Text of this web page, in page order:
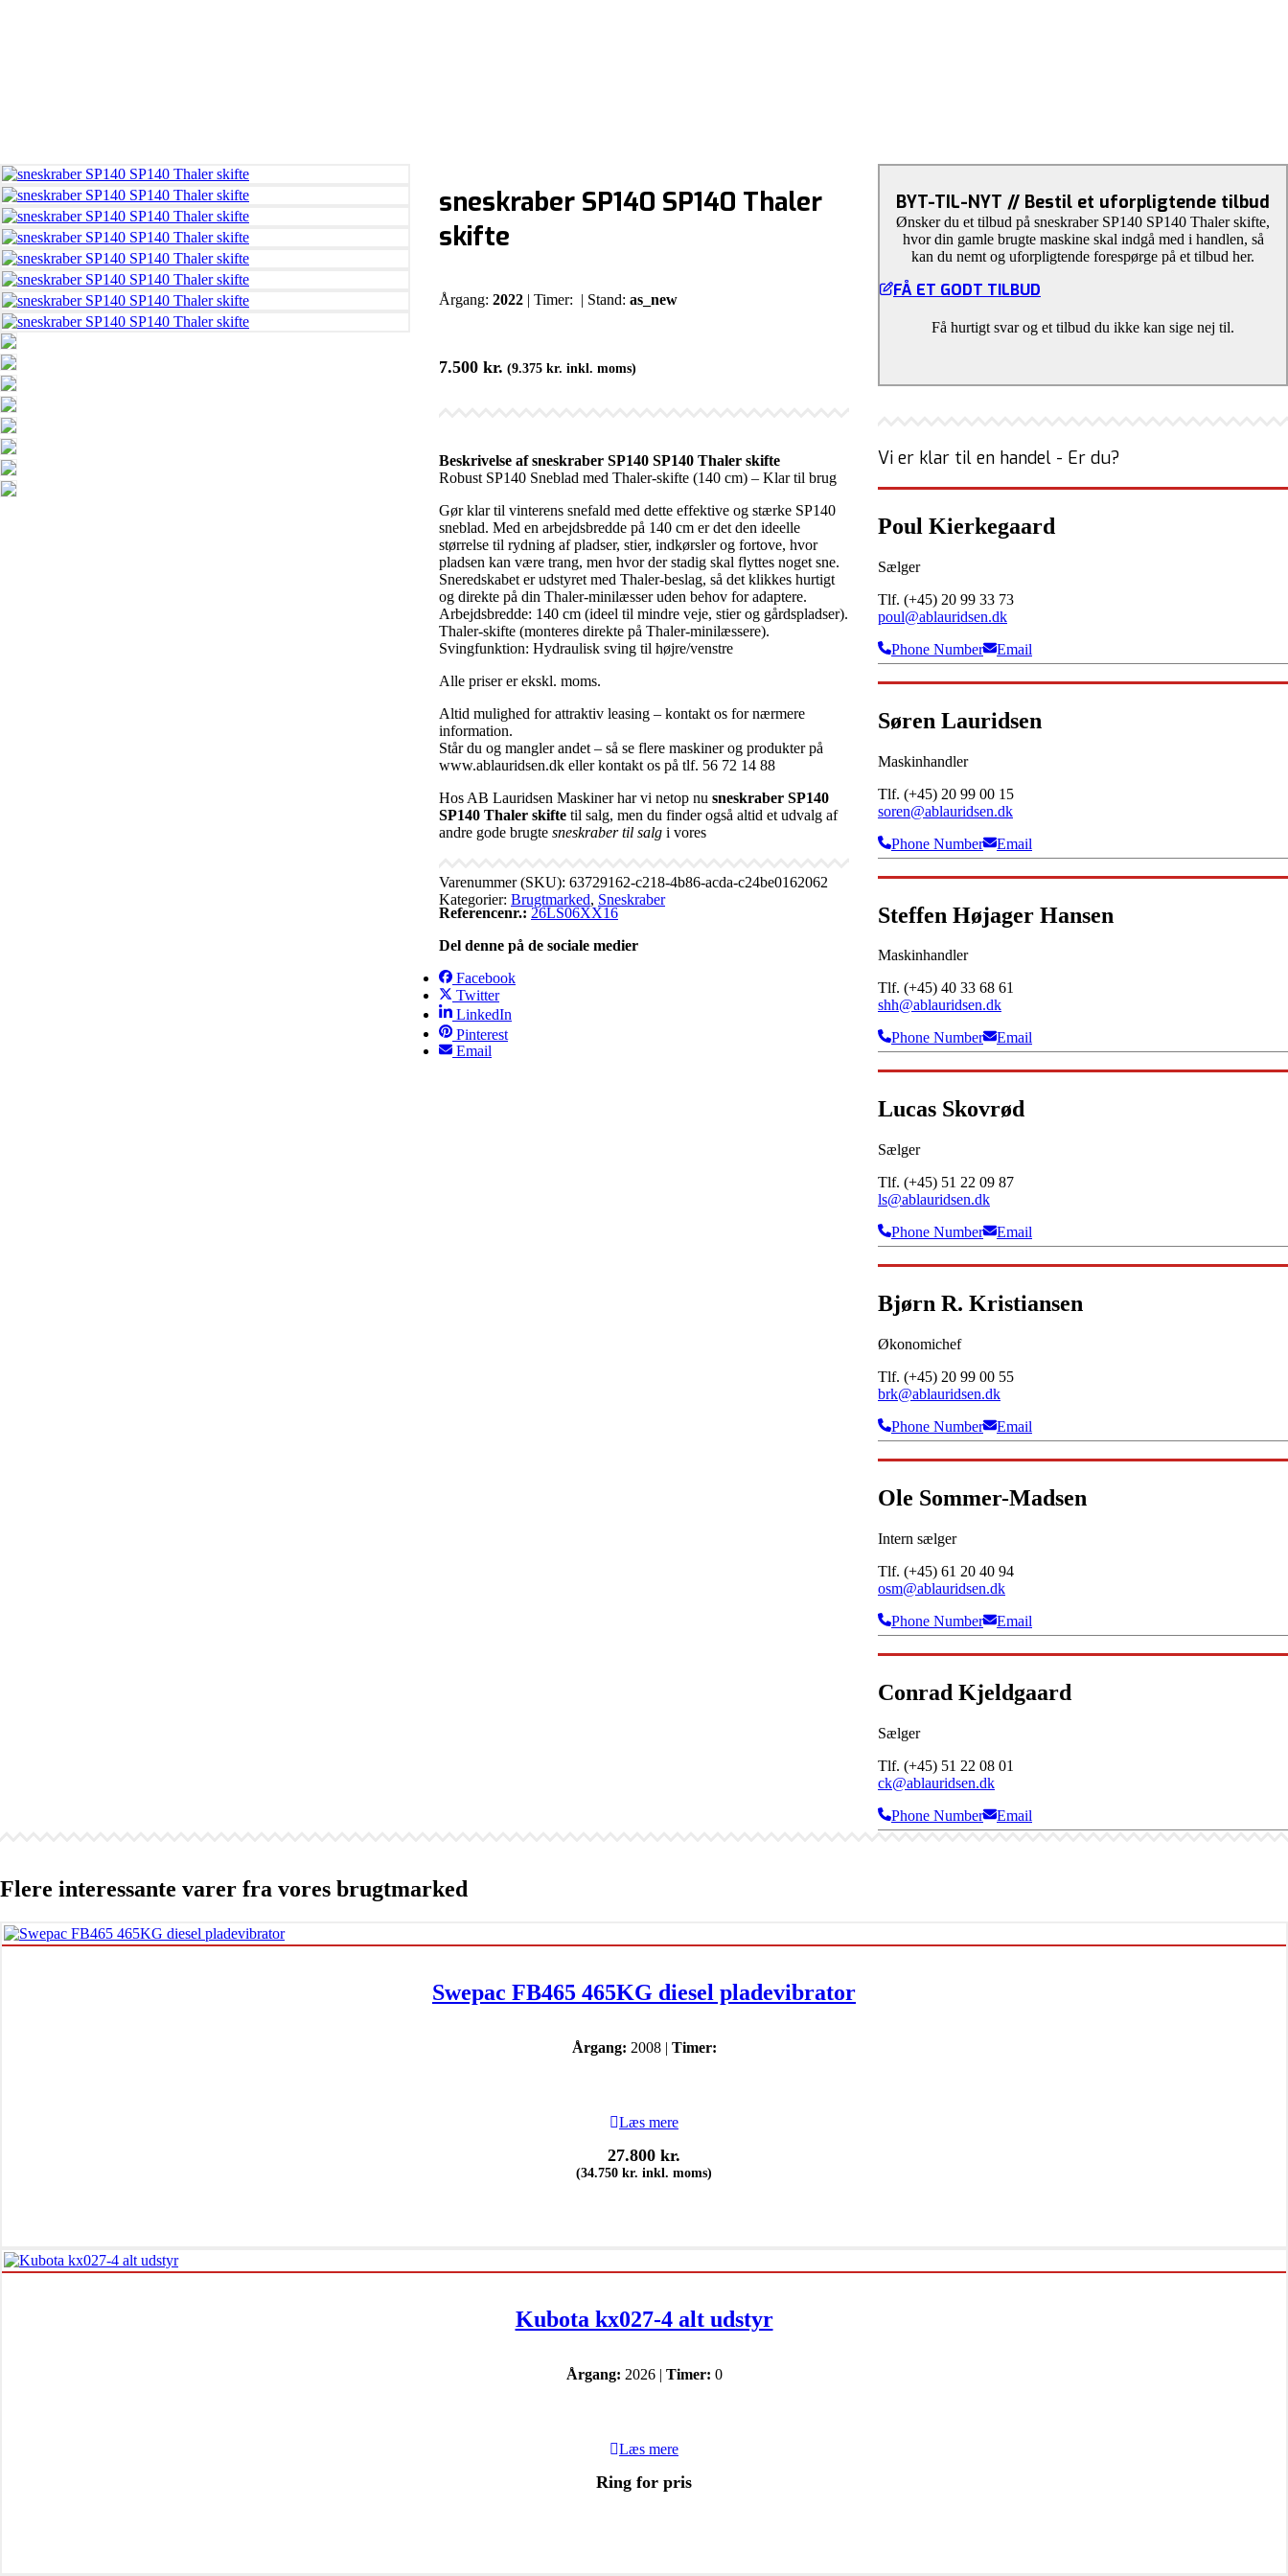
sneskraber SP140 SP140 Thaler
skifte
Årgang: 2022 | Timer: | Stand: as_new
7.500 kr. (9.375 kr. inkl. moms)
Beskrivelse af sneskraber SP140 SP140 Thaler skifte
Robust SP140 Sneblad med Thaler-skifte (140 cm) – Klar til brug
Gør klar til vinterens snefald med dette effektive og stærke SP140
sneblad. Med en arbejdsbredde på 140 cm er det den ideelle
størrelse til rydning af pladser, stier, indkørsler og fortove, hvor
pladsen kan være trang, men hvor der stadig skal flyttes noget sne.
Sneredskabet er udstyret med Thaler-beslag, så det klikkes hurtigt
og direkte på din Thaler-minilæsser uden behov for adaptere.
Arbejdsbredde: 140 cm (ideel til mindre veje, stier og gårdspladser).
Thaler-skifte (monteres direkte på Thaler-minilæssere).
Svingfunktion: Hydraulisk sving til højre/venstre
Alle priser er ekskl. moms.
Altid mulighed for attraktiv leasing – kontakt os for nærmere
information.
Står du og mangler andet – så se flere maskiner og produkter på
www.ablauridsen.dk eller kontakt os på tlf. 56 72 14 88
Hos AB Lauridsen Maskiner har vi netop nu sneskraber SP140
SP140 Thaler skifte til salg, men du finder også altid et udvalg af
andre gode brugte sneskraber til salg i vores
Varenummer (SKU): 63729162-c218-4b86-acda-c24be0162062
Kategorier: Brugtmarked, Sneskraber
Referencenr.: 26LS06XX16
Del denne på de sociale medier
Facebook
Twitter
LinkedIn
Pinterest
Email
BYT-TIL-NYT // Bestil et uforpligtende tilbud
Ønsker du et tilbud på sneskraber SP140 SP140 Thaler skifte,
hvor din gamle brugte maskine skal indgå med i handlen, så
kan du nemt og uforpligtende forespørge på et tilbud her.
FÅ ET GODT TILBUD
Få hurtigt svar og et tilbud du ikke kan sige nej til.
Vi er klar til en handel - Er du?
Poul Kierkegaard
Sælger
Tlf. (+45) 20 99 33 73
poul@ablauridsen.dk
Phone Number
Email
Søren Lauridsen
Maskinhandler
Tlf. (+45) 20 99 00 15
soren@ablauridsen.dk
Phone Number
Email
Steffen Højager Hansen
Maskinhandler
Tlf. (+45) 40 33 68 61
shh@ablauridsen.dk
Phone Number
Email
Lucas Skovrød
Sælger
Tlf. (+45) 51 22 09 87
ls@ablauridsen.dk
Phone Number
Email
Bjørn R. Kristiansen
Økonomichef
Tlf. (+45) 20 99 00 55
brk@ablauridsen.dk
Phone Number
Email
Ole Sommer-Madsen
Intern sælger
Tlf. (+45) 61 20 40 94
osm@ablauridsen.dk
Phone Number
Email
Conrad Kjeldgaard
Sælger
Tlf. (+45) 51 22 08 01
ck@ablauridsen.dk
Phone Number
Email
Flere interessante varer fra vores brugtmarked
Swepac FB465 465KG diesel pladevibrator
Årgang: 2008 | Timer:
Læs mere
27.800 kr.
(34.750 kr. inkl. moms)
Kubota kx027-4 alt udstyr
Årgang: 2026 | Timer: 0
Læs mere
Ring for pris